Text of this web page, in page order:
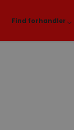
Find forhandler